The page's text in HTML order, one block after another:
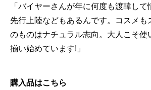
「バイヤーさんが年に何度も渡韓して
先行上陸などもあるんです。コスメも
のものはナチュラル志向。大人こそ使
揃い始めています!」
購入品はこちら